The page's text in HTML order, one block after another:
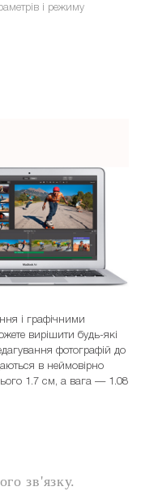
і режиму
і графічними
вирішити будь-які
фотографій до
в неймовірно
1.7 см, а вага — 1.08
зв'язку.